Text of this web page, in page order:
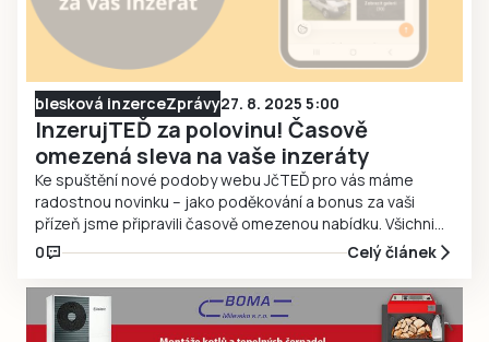
blesková inzerceZprávy27. 8. 2025 5:00
InzerujTEĎ za polovinu! Časově
omezená sleva na vaše inzeráty
Ke spuštění nové podoby webu JčTEĎ pro vás máme
radostnou novinku – jako poděkování a bonus za vaši
přízeň jsme připravili časově omezenou nabídku. Všichni
registrovaní uživatelé nyní mohou vložit inzerát do
jakékoliv kategorie jen za 49 Kč! (Běžná cena je 99 Kč)
0 Celý článek